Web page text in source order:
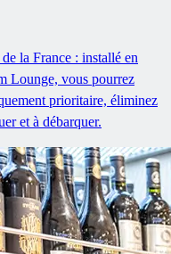
la France : installé en
Lounge, vous pourrez
prioritaire, éliminez
et à débarquer.